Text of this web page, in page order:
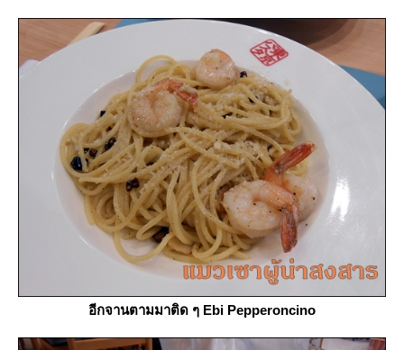
อีกจานตามมาติด ๆ Ebi Pepperoncino